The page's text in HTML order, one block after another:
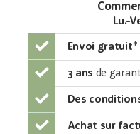
Lu.-
Envoi gratuit*
3 ans de
Des
Achat sur